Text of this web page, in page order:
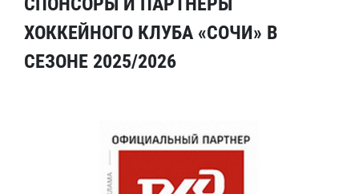
ХОККЕЙНОГО КЛУБА «СОЧИ» В
СЕЗОНЕ 2025/2026